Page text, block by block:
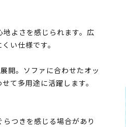
よさを感じられます。広
い仕様です。
開。ソファに合わせたオッ
て多用途に活躍します。
つきを感じる場合があり